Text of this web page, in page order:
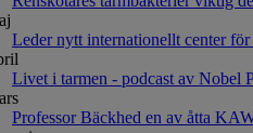
Leder nytt internationellt center för
Livet i tarmen - podcast av Nobel
Professor Bäckhed en av åtta